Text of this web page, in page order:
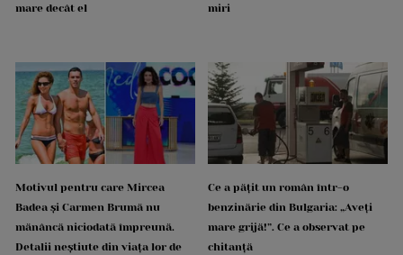
mare decât el
miri
Motivul pentru care Mircea
Badea și Carmen Brumă nu
mănâncă niciodată împreună.
Detalii neștiute din viața lor de
Ce a pățit un român într-o
benzinărie din Bulgaria: „Aveți
mare grijă!”. Ce a observat pe
chitanță